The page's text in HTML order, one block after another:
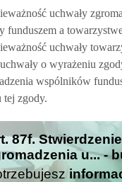
uchwały
funduszem a
uchwały
o wyrażeniu
wspólników
tej zgody.
87f.
u... -